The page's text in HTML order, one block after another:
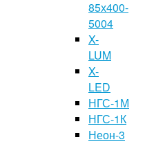
85х400-
5004
X-
LUM
X-
LED
НГС-1М
НГС-1К
Неон-3